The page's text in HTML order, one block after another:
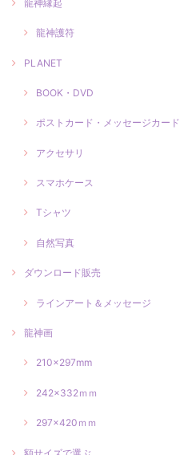
龍神縁起
龍神護符
PLANET
BOOK・DVD
ポストカード・メッセージカード
アクセサリ
スマホケース
Tシャツ
自然写真
ダウンロード販売
ラインアート＆メッセージ
龍神画
210×297mm
242×332ｍｍ
297×420ｍｍ